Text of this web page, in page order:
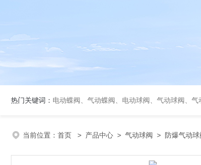
热门关键词： 电动蝶阀、气动蝶阀、电动球阀、气动球阀、
当前位置： 首页 > 产品中心 > 气动球阀 > 防爆气动球